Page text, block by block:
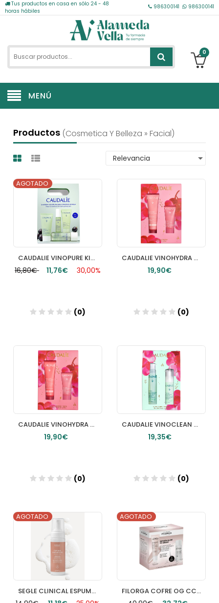
Tus productos en casa en sólo 24 - 48
horas hábiles
986300141 986300141
0
MENÚ
Productos (cosmetica Y Belleza » Facial)
CAUDALIE VINOPURE KIT INICIAL
16,80€ 11,76€
AGOTADO
30,00%
(0)
CAUDALIE VINOHYDRA CREMA SORBETE HIDRATANTE
19,90€
(0)
Añadir
CAUDALIE VINOHYDRA CREMA HIDRATACION INTENSIVA 60ML
19,90€
(0)
Añadir
CAUDALIE VINOCLEAN DUO SET XMAS2025
19,35€
(0)
Añadir
SEGLE CLINICAL ESPUMA LIMPIADORA 1 ENVASE 150 ML
AGOTADO
FILORGA COFRE OG CC CREAM
AGOTADO